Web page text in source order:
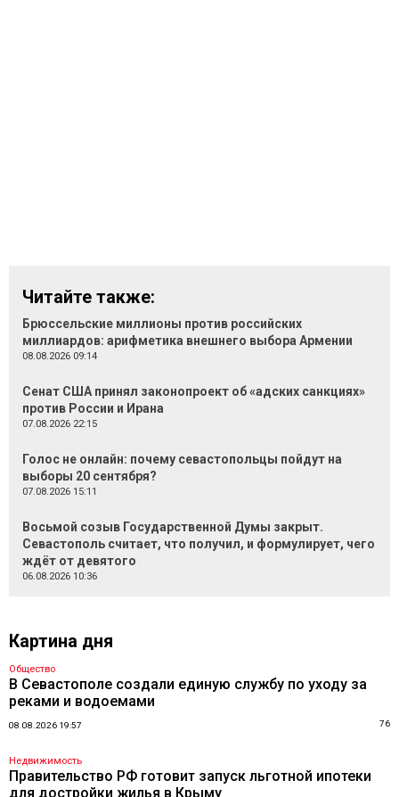
Читайте также:
Брюссельские миллионы против российских
миллиардов: арифметика внешнего выбора Армении
08.08.2026 09:14
Сенат США принял законопроект об «адских санкциях»
против России и Ирана
07.08.2026 22:15
Голос не онлайн: почему севастопольцы пойдут на
выборы 20 сентября?
07.08.2026 15:11
Восьмой созыв Государственной Думы закрыт.
Севастополь считает, что получил, и формулирует, чего
ждёт от девятого
06.08.2026 10:36
Картина дня
Общество
В Севастополе создали единую службу по уходу за
реками и водоемами
08.08.2026 19:57 76
Недвижимость
Правительство РФ готовит запуск льготной ипотеки
для достройки жилья в Крыму